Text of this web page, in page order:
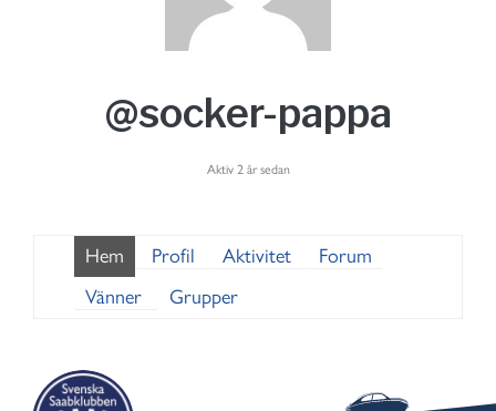
@socker-pappa
Aktiv 2 år sedan
Hem Profil Aktivitet
Forum
Vänner
Grupper